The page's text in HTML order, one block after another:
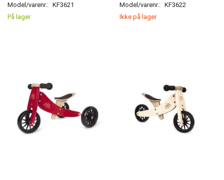
Model/varenr.: KF3621
På lager
Model/varenr.: KF3622
Ikke på lager